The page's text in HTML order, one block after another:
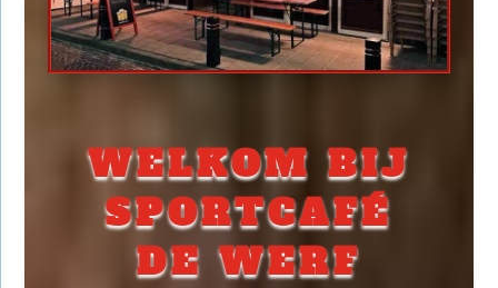
WELKOM BIJ
SPORTCAFÉ
DE WERF